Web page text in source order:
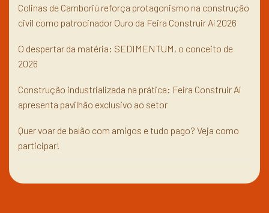
Colinas de Camboriú reforça protagonismo na construção
civil como patrocinador Ouro da Feira Construir Aí 2026
O despertar da matéria: SEDIMENTUM, o conceito de
2026
Construção industrializada na prática: Feira Construir Aí
apresenta pavilhão exclusivo ao setor
Quer voar de balão com amigos e tudo pago? Veja como
participar!